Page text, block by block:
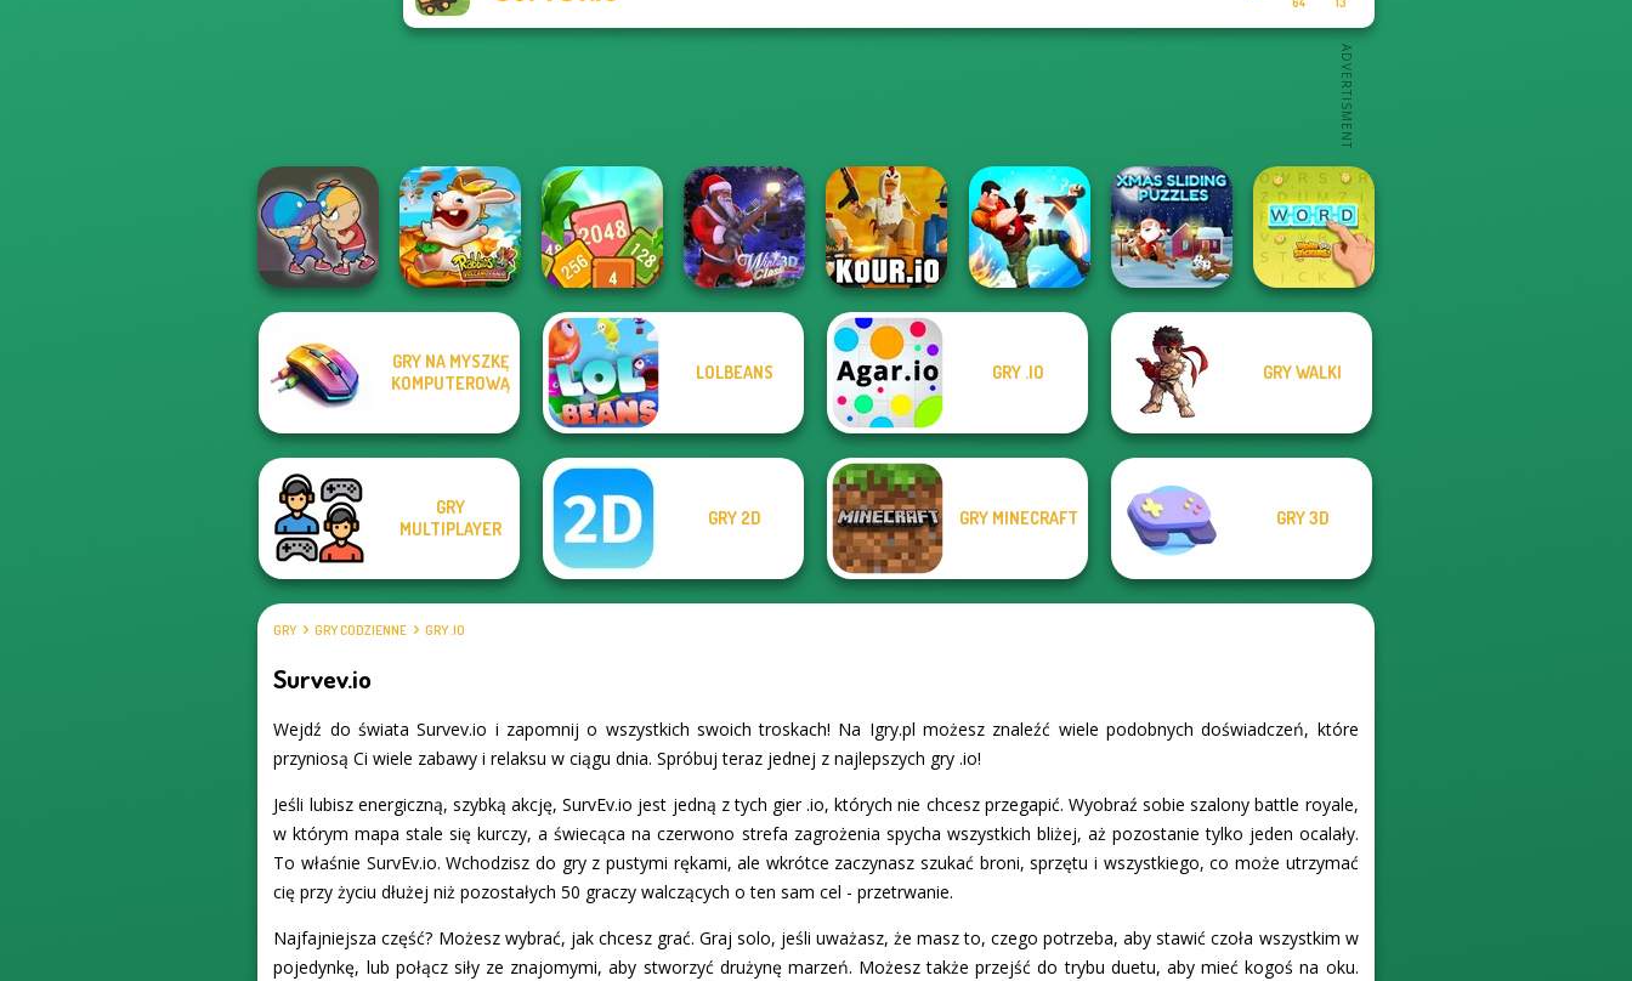
Elevator Fight
Rabbids Volcano
Panic
Tropical Cubes
2048
Kour.io
Xmas Sliding
Puzzles
GRY NA MYSZKĘ
KOMPUTEROWĄ
LOLBEANS GRY .IO GRY WALKI
GRY
MULTIPLAYER
GRY 2D GRY MINECRAFT GRY 3D
GRY GRY CODZIENNE GRY .IO
Survev.io
Wejdź do świata Survev.io i zapomnij o wszystkich swoich troskach! Na Igry.pl możesz znaleźć wiele podobnych doświadczeń, które
przyniosą Ci wiele zabawy i relaksu w ciągu dnia. Spróbuj teraz jednej z najlepszych gry .io!
Jeśli lubisz energiczną, szybką akcję, SurvEv.io jest jedną z tych gier .io, których nie chcesz przegapić. Wyobraź sobie szalony battle royale,
w którym mapa stale się kurczy, a świecąca na czerwono strefa zagrożenia spycha wszystkich bliżej, aż pozostanie tylko jeden ocalały.
To właśnie SurvEv.io. Wchodzisz do gry z pustymi rękami, ale wkrótce zaczynasz szukać broni, sprzętu i wszystkiego, co może utrzymać
cię przy życiu dłużej niż pozostałych 50 graczy walczących o ten sam cel - przetrwanie.
Najfajniejsza część? Możesz wybrać, jak chcesz grać. Graj solo, jeśli uważasz, że masz to, czego potrzeba, aby stawić czoła wszystkim w
pojedynkę, lub połącz siły ze znajomymi, aby stworzyć drużynę marzeń. Możesz także przejść do trybu duetu, aby mieć kogoś na oku.